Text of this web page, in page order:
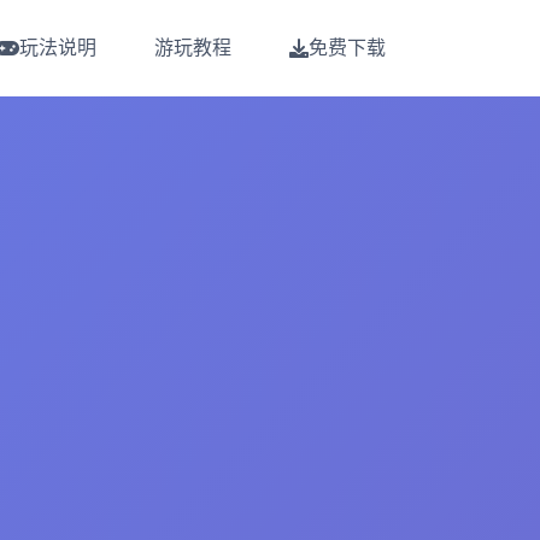
玩法说明 游玩教程 免费下载